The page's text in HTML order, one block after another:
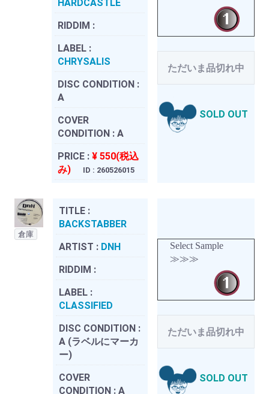
HARDCASTLE
RIDDIM :
LABEL :
CHRYSALIS
DISC CONDITION :
A
COVER
CONDITION : A
PRICE : ¥ 550(税込
み)
ID : 260526015
ただいま品切れ中
SOLD OUT
倉庫
TITLE :
BACKSTABBER
ARTIST : DNH
RIDDIM :
LABEL :
CLASSIFIED
DISC CONDITION :
A (ラベルにマーカ
ー)
COVER
CONDITION : A
Select Sample
≫≫≫
ただいま品切れ中
SOLD OUT